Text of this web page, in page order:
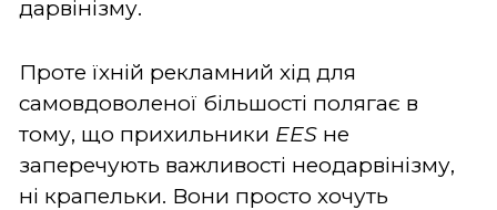
дарвінізму.
Проте їхній рекламний хід для
самовдоволеної більшості полягає в
тому, що прихильники EES не
заперечують важливості неодарвінізму,
ні крапельки. Вони просто хочуть